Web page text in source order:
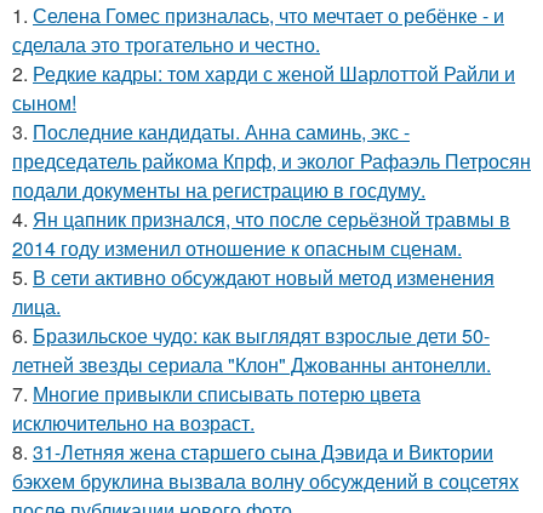
1. Селена Гомес призналась, что мечтает о ребёнке - и
сделала это трогательно и честно.
2. Редкие кадры: том харди с женой Шарлоттой Райли и
сыном!
3. Последние кандидаты. Анна саминь, экс -
председатель райкома Кпрф, и эколог Рафаэль Петросян
подали документы на регистрацию в госдуму.
4. Ян цапник признался, что после серьёзной травмы в
2014 году изменил отношение к опасным сценам.
5. В сети активно обсуждают новый метод изменения
лица.
6. Бразильское чудо: как выглядят взрослые дети 50-
летней звезды сериала "Клон" Джованны антонелли.
7. Многие привыкли списывать потерю цвета
исключительно на возраст.
8. 31-Летняя жена старшего сына Дэвида и Виктории
бэкхем бруклина вызвала волну обсуждений в соцсетях